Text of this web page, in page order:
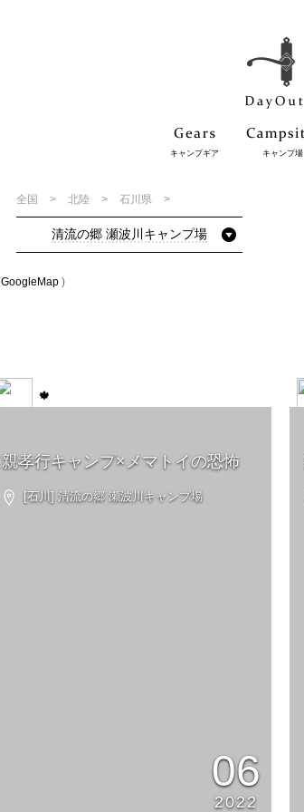
キャンプギア キャンプ場
全国 北陸 石川県
清流の郷 瀬波川キャンプ場
GoogleMap )
親孝行キャンプ×メマトイの恐怖
[石川] 清流の郷 瀬波川キャンプ場
06
2022
🍁